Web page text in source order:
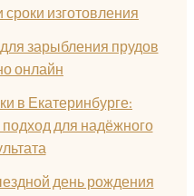
изготовления
зарыбления прудов
онлайн
в Екатеринбурге:
для надёжного
день рождения